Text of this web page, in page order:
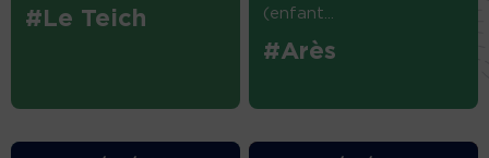
#Le Teich (enfant...
#Arès